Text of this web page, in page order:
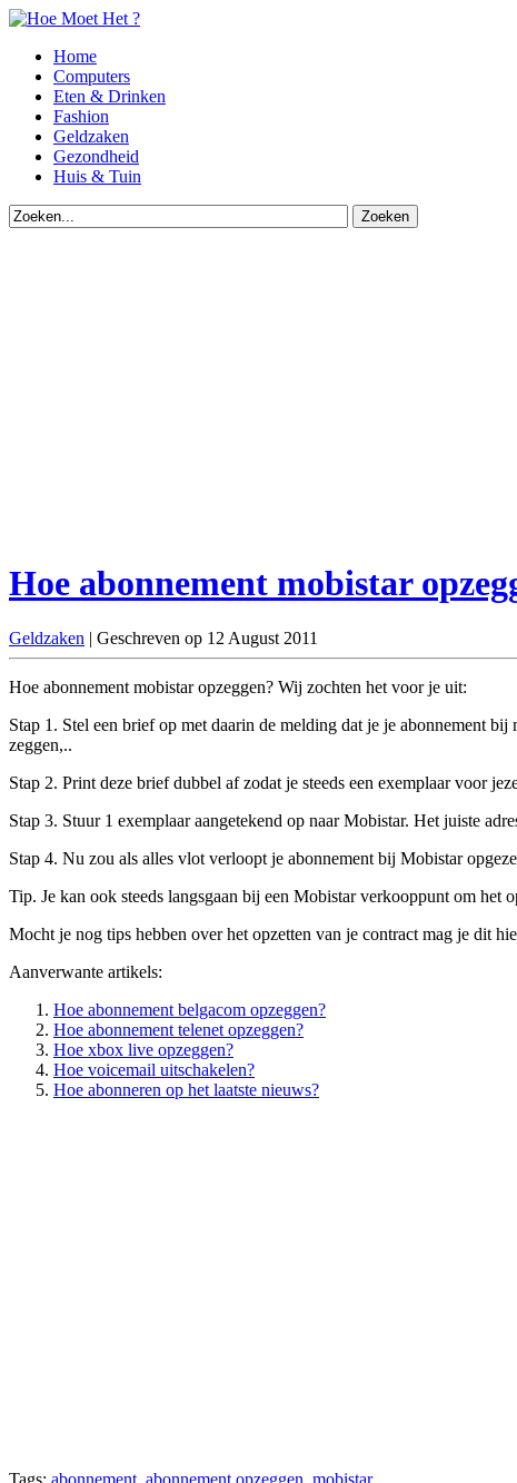
Home
Computers
Eten & Drinken
Fashion
Geldzaken
Gezondheid
Huis & Tuin
Hoe abonnement mobistar
Geldzaken | Geschreven op 12 August 2011
Hoe abonnement mobistar opzeggen? Wij zochten het voor je uit:
Stap 1. Stel een brief op met daarin de melding dat je je abonnement
zeggen,..
Stap 2. Print deze brief dubbel af zodat je steeds een exemplaar voor
Stap 3. Stuur 1 exemplaar aangetekend op naar Mobistar. Het juiste
Stap 4. Nu zou als alles vlot verloopt je abonnement bij Mobistar
Tip. Je kan ook steeds langsgaan bij een Mobistar verkooppunt om
Mocht je nog tips hebben over het opzetten van je contract mag je dit
Aanverwante artikels:
Hoe abonnement belgacom opzeggen?
Hoe abonnement telenet opzeggen?
Hoe xbox live opzeggen?
Hoe voicemail uitschakelen?
Hoe abonneren op het laatste nieuws?
Tags: abonnement, abonnement opzeggen, mobistar